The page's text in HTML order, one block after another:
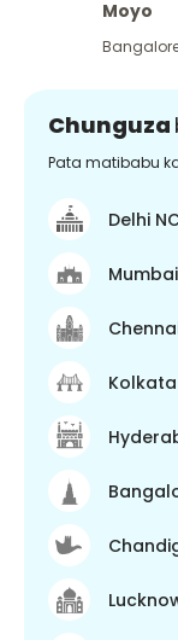
Moyo
Chunguza
Pata matibabu
Delhi
Mumbai
Kolkata